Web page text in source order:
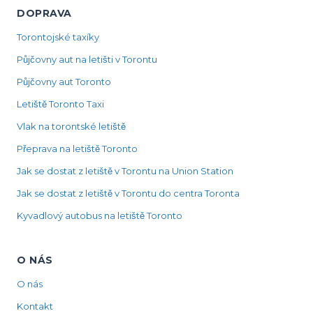
DOPRAVA
Torontojské taxíky
Půjčovny aut na letišti v Torontu
Půjčovny aut Toronto
Letiště Toronto Taxi
Vlak na torontské letiště
Přeprava na letiště Toronto
Jak se dostat z letiště v Torontu na Union Station
Jak se dostat z letiště v Torontu do centra Toronta
Kyvadlový autobus na letiště Toronto
O NÁS
O nás
Kontakt